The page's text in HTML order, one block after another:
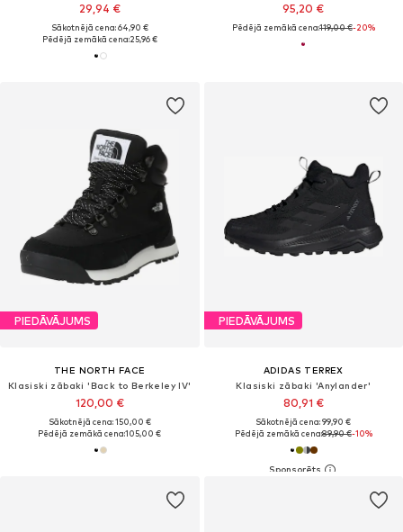
29,94 €
Sākotnējā cena: 64,90 €
Pēdējā zemākā cena:25,96 €
95,20 €
Pēdējā zemākā cena:119,00 €-20%
PIEDĀVĀJUMS
THE NORTH FACE
Klasiski zābaki 'Back to Berkeley IV'
120,00 €
Sākotnējā cena: 150,00 €
Pēdējā zemākā cena:105,00 €
PIEDĀVĀJUMS
ADIDAS TERREX
Klasiski zābaki 'Anylander'
80,91 €
Sākotnējā cena: 99,90 €
Pēdējā zemākā cena:89,90 €-10%